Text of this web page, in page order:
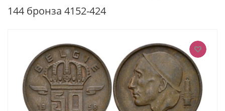
144 бронза 4152-424